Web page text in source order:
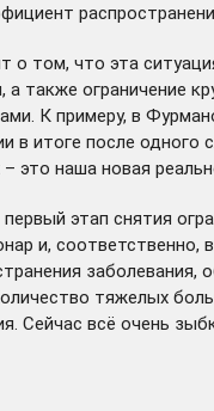
о том, что эта
а также ограничение
К примеру, в
в итоге после
это наша новая
этап снятия
и, соответственно,
заболевания,
тяжелых
Сейчас всё очень